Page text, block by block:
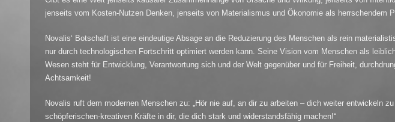
jenseits vom Kosten-Nutzen Denken, jenseits von Materialismus und Ökonomie als herrschendem
Novalis‘ Botschaft ist eine eindeutige Absage an die Reduzierung des Menschen als rein
nur durch technologischen Fortschritt optimiert werden kann. Seine Vision vom Menschen als
Wesen steht für Entwicklung, Verantwortung sich und der Welt gegenüber und für Freiheit,
Achtsamkeit!
Novalis ruft dem modernen Menschen zu: „Hör nie auf, an dir zu arbeiten – dich weiter entwickeln
schöpferischen-kreativen Kräfte in dir, die dich stark und widerstandsfähig machen!“